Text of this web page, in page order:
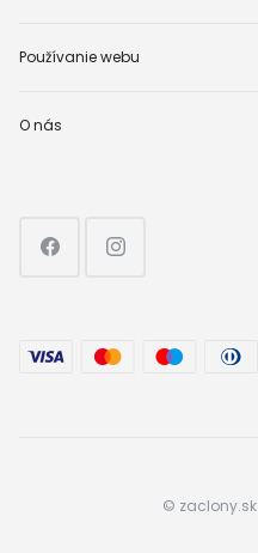
Používanie webu
O nás
© zaclony.sk